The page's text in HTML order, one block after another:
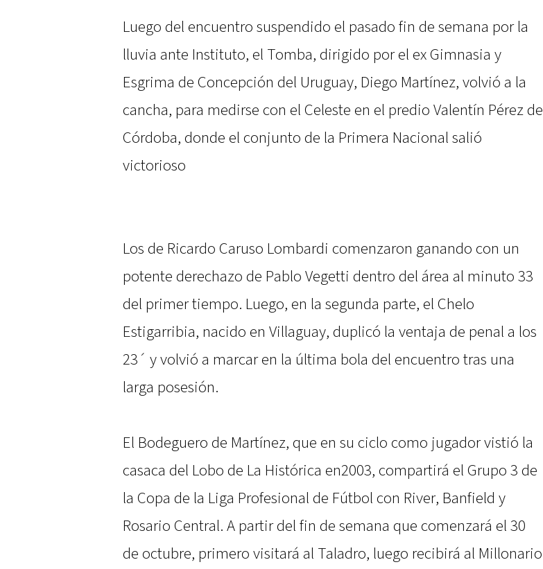
Luego del encuentro suspendido el pasado fin de semana por la
lluvia ante Instituto, el Tomba, dirigido por el ex Gimnasia y
Esgrima de Concepción del Uruguay, Diego Martínez, volvió a la
cancha, para medirse con el Celeste en el predio Valentín Pérez de
Córdoba, donde el conjunto de la Primera Nacional salió
victorioso
Los de Ricardo Caruso Lombardi comenzaron ganando con un
potente derechazo de Pablo Vegetti dentro del área al minuto 33
del primer tiempo. Luego, en la segunda parte, el Chelo
Estigarribia, nacido en Villaguay, duplicó la ventaja de penal a los
23´ y volvió a marcar en la última bola del encuentro tras una
larga posesión.
El Bodeguero de Martínez, que en su ciclo como jugador vistió la
casaca del Lobo de La Histórica en2003, compartirá el Grupo 3 de
la Copa de la Liga Profesional de Fútbol con River, Banfield y
Rosario Central. A partir del fin de semana que comenzará el 30
de octubre, primero visitará al Taladro, luego recibirá al Millonario